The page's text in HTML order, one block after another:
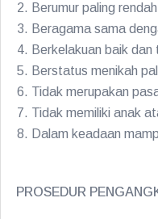
Berumur paling
Beragama sama
Berkelakuan baik
Berstatus menikah
Tidak merupakan
Tidak memiliki anak
Dalam keadaan
PROSEDUR